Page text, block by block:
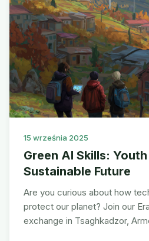
15 września 2025
Green AI Skills:
Sustainable Future
Are you curious about how
protect our planet? Join our
exchange in Tsaghkadzor,